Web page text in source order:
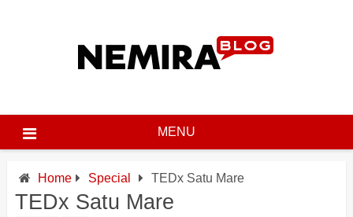
MENU
Home Special TEDx Satu Mare
TEDx Satu Mare